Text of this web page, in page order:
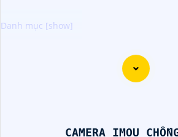
Camera Gọi Điện Chuyên Nghiệp kết
giám sát chất lượng cao và tính năng
trọng, giúp người dùng phản ứng kịp
CAMERA IMOU